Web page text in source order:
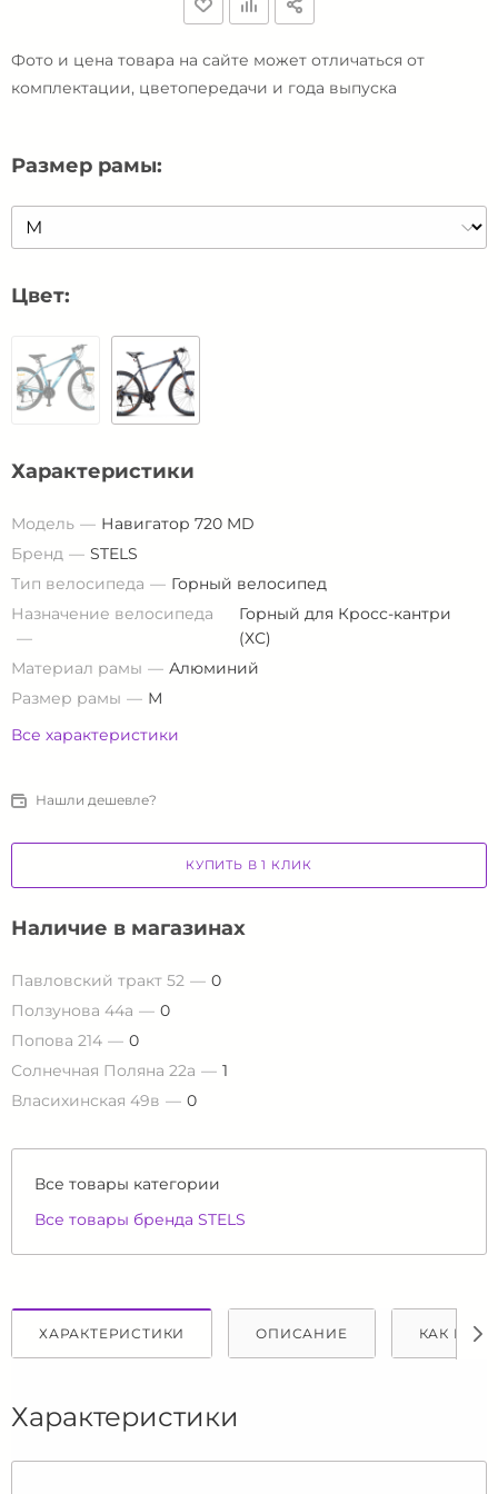
Фото и цена товара на сайте может отличаться от
комплектации, цветопередачи и года выпуска
Размер рамы:
Цвет:
Характеристики
Модель
Навигатор 720 MD
Бренд
STELS
Тип велосипеда
Горный велосипед
Назначение велосипеда
Горный для Кросс-кантри
(ХС)
Материал рамы
Алюминий
Размер рамы
М
Все характеристики
Нашли дешевле?
КУПИТЬ В 1 КЛИК
Наличие в магазинах
Павловский тракт 52
0
Ползунова 44а
0
Попова 214
0
Солнечная Поляна 22а
1
Власихинская 49в
0
Все товары категории
Все товары бренда STELS
ХАРАКТЕРИСТИКИ ОПИСАНИЕ КАК
Характеристики